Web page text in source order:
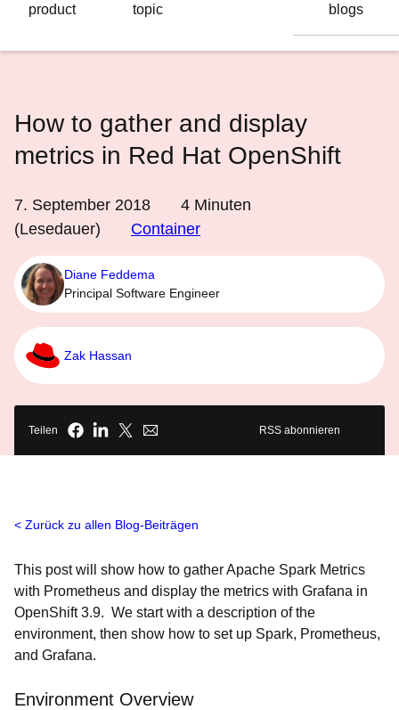
product
topic
blogs
How to gather and display
metrics in Red Hat OpenShift
7. September 2018 4 Minuten
(Lesedauer)
Container
Diane Feddema
Principal Software Engineer
Zak Hassan
Teilen RSS abonnieren
Zurück zu allen Blog-Beiträgen
This post will show how to gather Apache Spark Metrics
with Prometheus and display the metrics with Grafana in
OpenShift 3.9. We start with a description of the
environment, then show how to set up Spark, Prometheus,
and Grafana.
Environment Overview